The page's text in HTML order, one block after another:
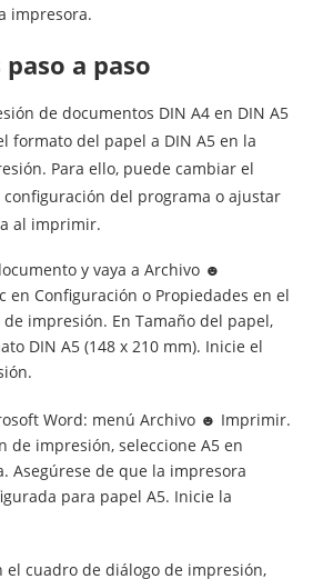
impresora.
a paso
de documentos DIN A4 en DIN A5
formato del papel a DIN A5 en la
Para ello, puede cambiar el
del programa o ajustar
al imprimir.
y vaya a Archivo ☻
en Configuración o Propiedades en el
impresión. En Tamaño del papel,
DIN A5 (148 x 210 mm). Inicie el
Word: menú Archivo ☻ Imprimir.
de impresión, seleccione A5 en
Asegúrese de que la impresora
para papel A5. Inicie la
el cuadro de diálogo de impresión,